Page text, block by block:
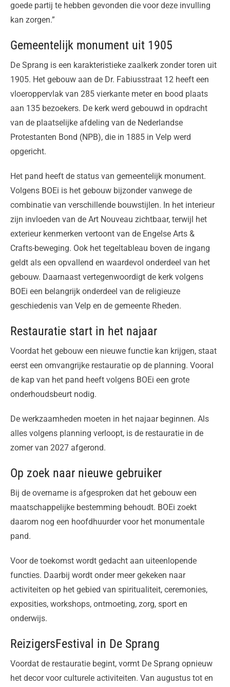
goede partij te hebben gevonden die voor deze invulling
kan zorgen.”
Gemeentelijk monument uit 1905
De Sprang is een karakteristieke zaalkerk zonder toren uit
1905. Het gebouw aan de Dr. Fabiusstraat 12 heeft een
vloeroppervlak van 285 vierkante meter en bood plaats
aan 135 bezoekers. De kerk werd gebouwd in opdracht
van de plaatselijke afdeling van de Nederlandse
Protestanten Bond (NPB), die in 1885 in Velp werd
opgericht.
Het pand heeft de status van gemeentelijk monument.
Volgens BOEi is het gebouw bijzonder vanwege de
combinatie van verschillende bouwstijlen. In het interieur
zijn invloeden van de Art Nouveau zichtbaar, terwijl het
exterieur kenmerken vertoont van de Engelse Arts &
Crafts-beweging. Ook het tegeltableau boven de ingang
geldt als een opvallend en waardevol onderdeel van het
gebouw. Daarnaast vertegenwoordigt de kerk volgens
BOEi een belangrijk onderdeel van de religieuze
geschiedenis van Velp en de gemeente Rheden.
Restauratie start in het najaar
Voordat het gebouw een nieuwe functie kan krijgen, staat
eerst een omvangrijke restauratie op de planning. Vooral
de kap van het pand heeft volgens BOEi een grote
onderhoudsbeurt nodig.
De werkzaamheden moeten in het najaar beginnen. Als
alles volgens planning verloopt, is de restauratie in de
zomer van 2027 afgerond.
Op zoek naar nieuwe gebruiker
Bij de overname is afgesproken dat het gebouw een
maatschappelijke bestemming behoudt. BOEi zoekt
daarom nog een hoofdhuurder voor het monumentale
pand.
Voor de toekomst wordt gedacht aan uiteenlopende
functies. Daarbij wordt onder meer gekeken naar
activiteiten op het gebied van spiritualiteit, ceremonies,
exposities, workshops, ontmoeting, zorg, sport en
onderwijs.
ReizigersFestival in De Sprang
Voordat de restauratie begint, vormt De Sprang opnieuw
het decor voor culturele activiteiten. Van augustus tot en